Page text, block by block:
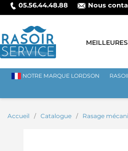
05.56.44.48.88 Nous
NOTRE MARQUE LORDSON
Accueil Catalogue Rasage